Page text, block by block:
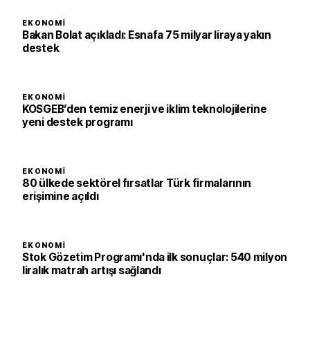
EKONOMI
Bakan Bolat açıkladı: Esnafa 75 milyar liraya yakın
destek
EKONOMI
KOSGEB’den temiz enerji ve iklim teknolojilerine
yeni destek programı
EKONOMI
80 ülkede sektörel fırsatlar Türk firmalarının
erişimine açıldı
EKONOMI
Stok Gözetim Programı'nda ilk sonuçlar: 540 milyon
liralık matrah artışı sağlandı